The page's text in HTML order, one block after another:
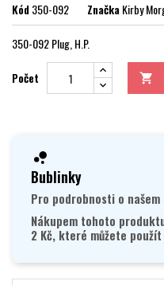
Kód350-092 ZnačkaKirby
350-092 Plug, H.P.
Počet 
Bublinky
Pro podrobnosti o
Nákupem tohoto
2 Kč, které můžete